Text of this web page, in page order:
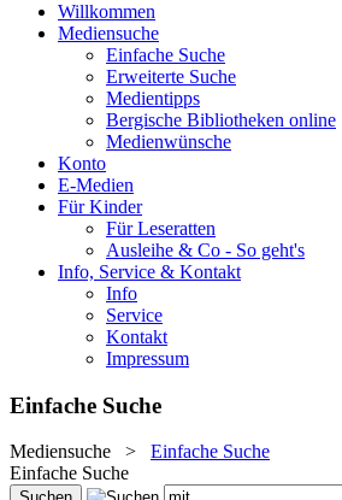
Willkommen
Mediensuche
Einfache Suche
Erweiterte Suche
Medientipps
Bergische Bibliotheken online
Medienwünsche
Konto
E-Medien
Für Kinder
Für Leseratten
Ausleihe & Co - So geht's
Info, Service & Kontakt
Info
Service
Kontakt
Impressum
Einfache Suche
Mediensuche > Einfache Suche
Einfache Suche